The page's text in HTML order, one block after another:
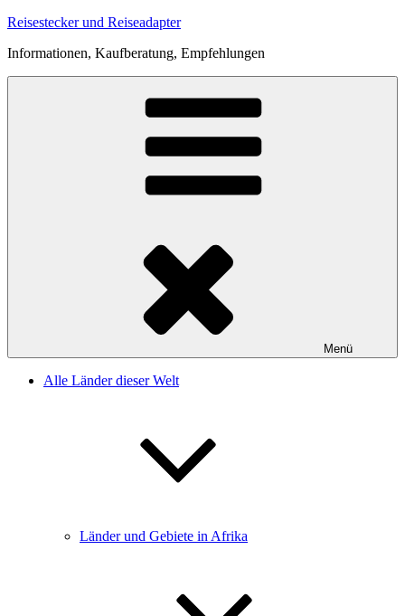
Zum
springen
Reisestecker und Reiseadapter
Informationen, Kaufberatung, Empfehlungen
Menü
Alle Länder dieser Welt
Länder und Gebiete in Afrika